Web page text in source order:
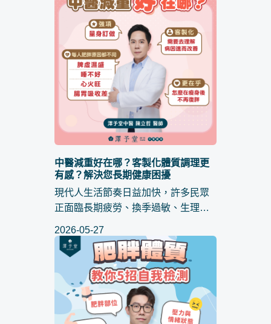
為什麼變胖之後會開始打呼？...
中醫減重好在哪？客製化體質調理更
有感？解決您長期健康困擾
現代人生活節奏日益加快，許多民眾
正面臨長期疲勞、換季過敏、生理週
失衡的警訊，當民眾搜尋 中醫減重
時，其實是在尋求一種根本性的體質
修復，而不僅僅是數字的下降。...
2026-05-27